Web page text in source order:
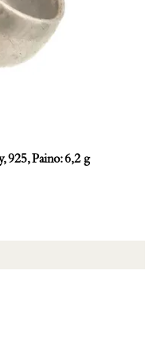
925, Paino: 6,2 g